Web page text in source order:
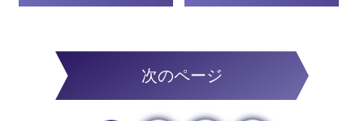
次のページ